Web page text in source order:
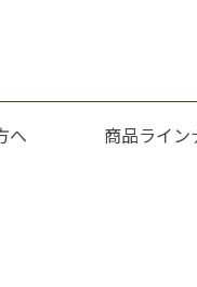
へ 商品ライン